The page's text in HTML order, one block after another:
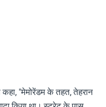
"मेमोरेंडम के तहत, तेहरान